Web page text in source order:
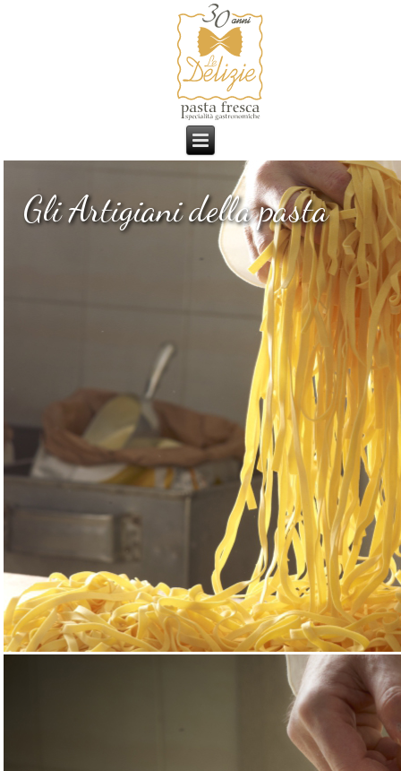
Gli Artigiani della pasta